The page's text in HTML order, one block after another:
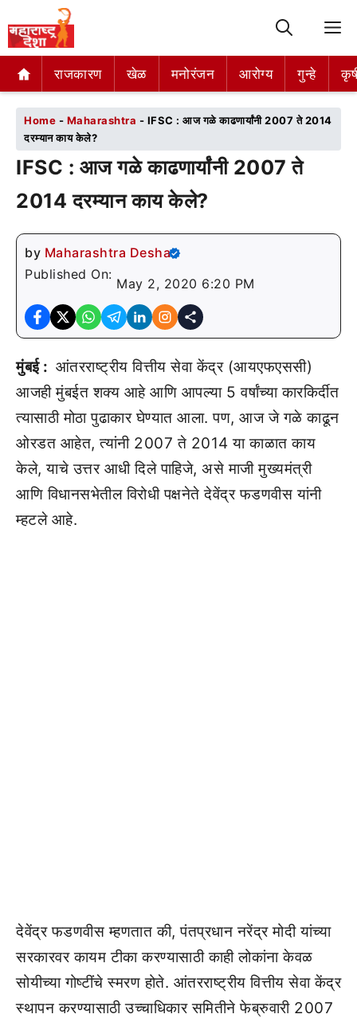
राजकारण खेळ मनोरंजन आरोग्य गुन्हे
राजकारण खेळ मनोरंजन आरोग्य गुन्हे
Home - Maharashtra - IFSC : आज गळे काढणार्यांनी 2007 ते 2014
दरम्यान काय केले?
IFSC : आज गळे काढणार्यांनी 2007 ते
2014 दरम्यान काय केले?
by Maharashtra Desha
Published On:
May 2, 2020 6:20 PM
मुंबई : आंतरराष्ट्रीय वित्तीय सेवा केंद्र (आयएफएससी)
आजही मुंबईत शक्य आहे आणि आपल्या 5 वर्षांच्या कारकिर्दीत
त्यासाठी मोठा पुढाकार घेण्यात आला. पण, आज जे गळे काढून
ओरडत आहेत, त्यांनी 2007 ते 2014 या काळात काय
केले, याचे उत्तर आधी दिले पाहिजे, असे माजी मुख्यमंत्री
आणि विधानसभेतील विरोधी पक्षनेते देवेंद्र फडणवीस यांनी
म्हटले आहे.
देवेंद्र फडणवीस म्हणतात की, पंतप्रधान नरेंद्र मोदी यांच्या
सरकारवर कायम टीका करण्यासाठी काही लोकांना केवळ
सोयीच्या गोष्टींचे स्मरण होते. आंतरराष्ट्रीय वित्तीय सेवा केंद्र
स्थापन करण्यासाठी उच्चाधिकार समितीने फेब्रुवारी 2007